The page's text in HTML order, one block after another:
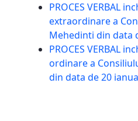
PROCES VERBAL
extraordinare a
Mehedinti din data
PROCES VERBAL
ordinare a
din data de 20